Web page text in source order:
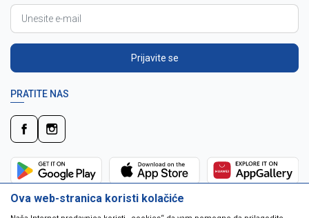
Prijavite se
PRATITE NAS
Ova web-stranica koristi kolačiće